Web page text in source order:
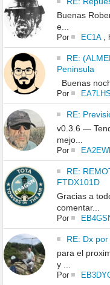
Buenas
e...
Por EC1A,
RE:
Peninsula
Buenas
Por EA7LHS
RE:
v0.3.6 —
mejo...
Por
RE:
FTDX101D
Gracias a
comentar...
Por
RE: Dx
para el
y ...
Por